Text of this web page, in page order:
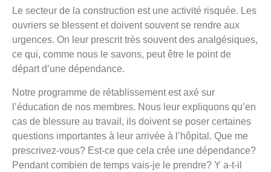
Le secteur de la construction est une activité risquée. Les
ouvriers se blessent et doivent souvent se rendre aux
urgences. On leur prescrit très souvent des analgésiques,
ce qui, comme nous le savons, peut être le point de
départ d’une dépendance.
Notre programme de rétablissement est axé sur
l’éducation de nos membres. Nous leur expliquons qu’en
cas de blessure au travail, ils doivent se poser certaines
questions importantes à leur arrivée à l’hôpital. Que me
prescrivez-vous? Est-ce que cela crée une dépendance?
Pendant combien de temps vais-je le prendre? Y a-t-il